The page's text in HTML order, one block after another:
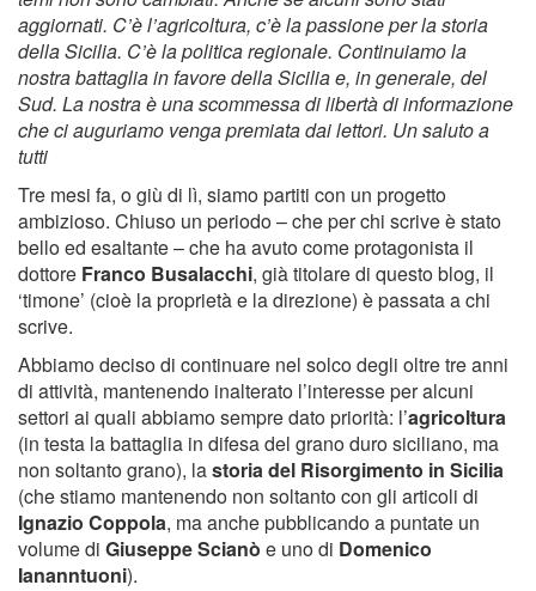
aggiornati. C’è l’agricoltura, c’è la passione per la storia
della Sicilia. C’è la politica regionale. Continuiamo la
nostra battaglia in favore della Sicilia e, in generale, del
Sud. La nostra è una scommessa di libertà di informazione
che ci auguriamo venga premiata dai lettori. Un saluto a
tutti
Tre mesi fa, o giù di lì, siamo partiti con un progetto
ambizioso. Chiuso un periodo – che per chi scrive è stato
bello ed esaltante – che ha avuto come protagonista il
dottore Franco Busalacchi, già titolare di questo blog, il
‘timone’ (cioè la proprietà e la direzione) è passata a chi
scrive.
Abbiamo deciso di continuare nel solco degli oltre tre anni
di attività, mantenendo inalterato l’interesse per alcuni
settori ai quali abbiamo sempre dato priorità: l’agricoltura
(in testa la battaglia in difesa del grano duro siciliano, ma
non soltanto grano), lastoria del Risorgimento in Sicilia
(che stiamo mantenendo non soltanto con gli articoli di
Ignazio Coppola, ma anche pubblicando a puntate un
volume di Giuseppe Scianò e uno di Domenico
Iananntuoni).